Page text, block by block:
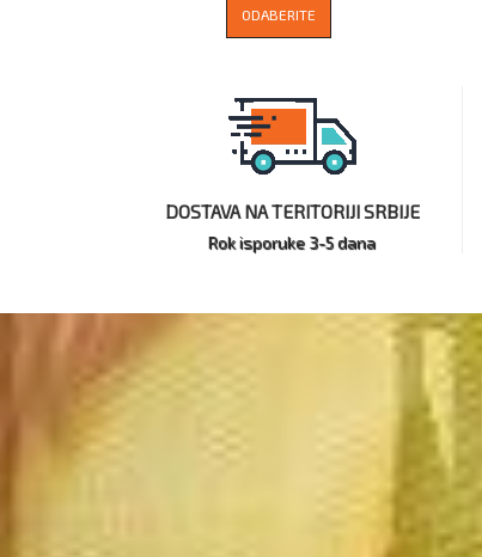
ODABERITE
DOSTAVA NA TERITORIJI SRBIJE
Rok isporuke 3-5 dana